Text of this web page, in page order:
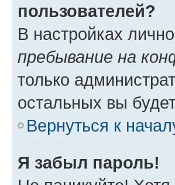
пользователей?
В настройках
пребывание на
только
остальных вы
Вернуться к
Я забыл пароль!